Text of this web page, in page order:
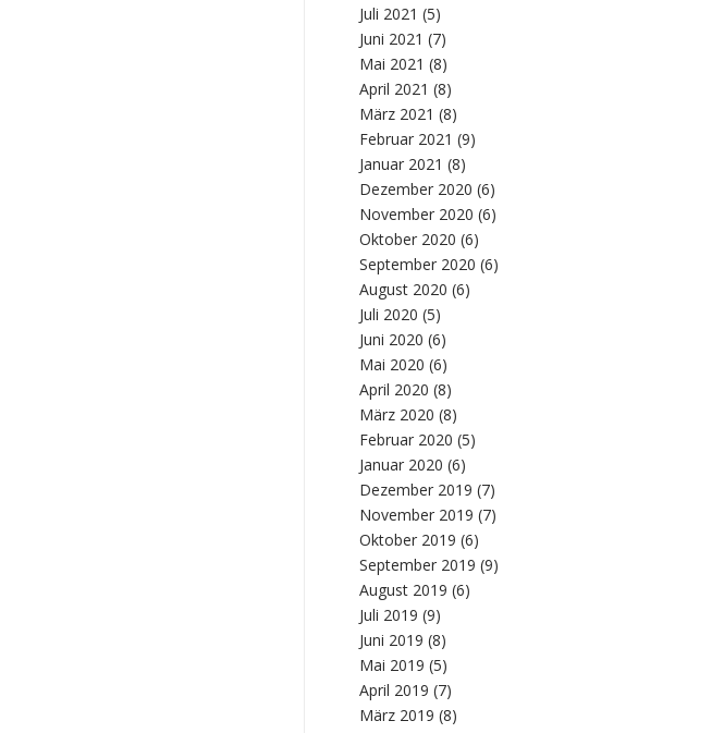
Juli 2021 (5)
Juni 2021 (7)
Mai 2021 (8)
April 2021 (8)
März 2021 (8)
Februar 2021 (9)
Januar 2021 (8)
Dezember 2020 (6)
November 2020 (6)
Oktober 2020 (6)
September 2020 (6)
August 2020 (6)
Juli 2020 (5)
Juni 2020 (6)
Mai 2020 (6)
April 2020 (8)
März 2020 (8)
Februar 2020 (5)
Januar 2020 (6)
Dezember 2019 (7)
November 2019 (7)
Oktober 2019 (6)
September 2019 (9)
August 2019 (6)
Juli 2019 (9)
Juni 2019 (8)
Mai 2019 (5)
April 2019 (7)
März 2019 (8)